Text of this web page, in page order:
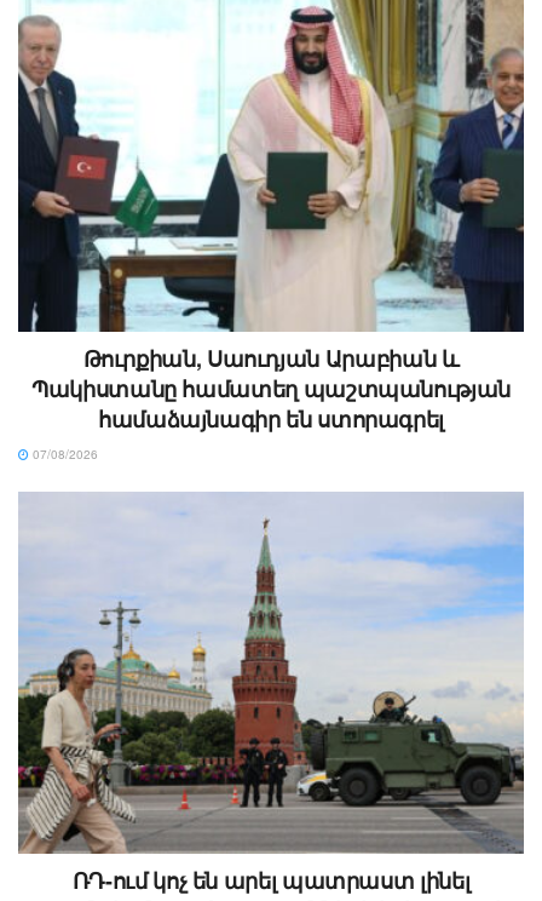
Թուրքիան, Սաուդյան Արաբիան և
Պակիստանը համատեղ պաշտպանության
համաձայնագիր են ստորագրել
07/08/2026
ՌԴ-ում կոչ են արել պատրաստ լինել